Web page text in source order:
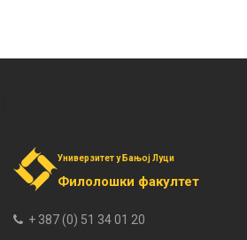
Универзитет у Бањој Луци
Филолошки факултет
+ 387 (0) 51 34 01 20